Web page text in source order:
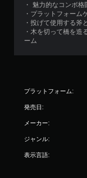
・ 魅力的なコンボ格
・プラットフォーム
・投げて使用する斧
・木を切って橋を造
ーム
プラットフォーム:
発売日:
メーカー:
ジャンル:
表示言語: